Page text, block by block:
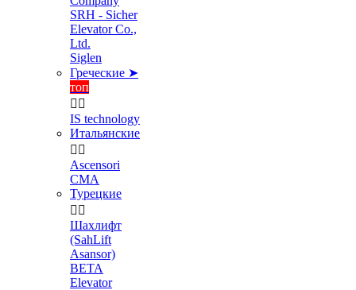
SRH - Sicher
Elevator Co.,
Ltd.
Siglen
Греческие ➤
топ
 
IS technology
Итальянские
 
Ascensori
CMA
Турецкие
 
Шахлифт
(SahLift
Asansor)
BETA
Elevator